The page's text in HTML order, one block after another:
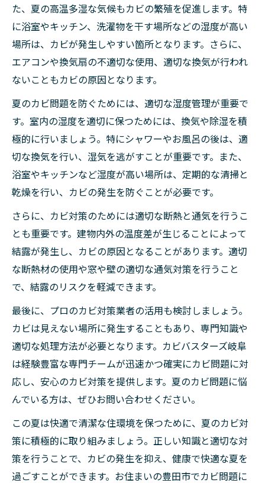
た、夏の高温多湿な気候もカビの繁殖を促進します。特
に浴室やキッチン、洗濯物を干す場所などの湿度が高い
場所は、カビが発生しやすい箇所となります。さらに、
エアコンや換気扇の不適切な使用、適切な換気が行われ
ないこともカビの原因となります。
夏のカビ問題を防ぐためには、適切な湿度管理が重要で
す。室内の湿度を適切に保つためには、換気や除湿を積
極的に行いましょう。特にシャワーやお風呂の後は、適
切な換気を行い、湿気を逃がすことが重要です。また、
浴室やキッチンなど湿度が高い場所は、定期的な清掃と
乾燥を行い、カビの発生を防ぐことが必要です。
さらに、カビ対策のためには適切な断熱と通気を行うこ
とも重要です。建物内外の温度差が生じることによって
結露が発生し、カビの原因となることがあります。適切
な断熱材の使用や窓や壁の適切な通気対策を行うこと
で、結露のリスクを軽減できます。
最後に、プロのカビ対策業者の活用も検討しましょう。
カビは見えない場所に発生することもあり、専門知識や
適切な処理方法が必要となります。カビバスターズ岐阜
は経験豊富な専門チームが迅速かつ確実にカビ問題に対
応し、安心のカビ対策を提供します。夏のカビ問題に悩
んでいる方は、ぜひお問い合わせください。
この夏は快適で清潔な住環境を保つために、夏のカビ対
策に積極的に取り組みましょう。正しい知識と適切な対
策を行うことで、カビの発生を抑え、健康で快適な夏を
過ごすことができます。お住まいの豊田市でカビ問題に